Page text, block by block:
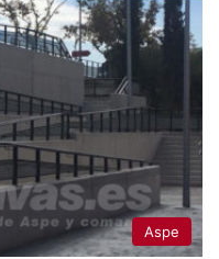
Aspe